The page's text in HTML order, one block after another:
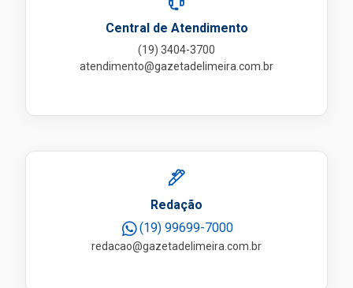
Central de Atendimento
(19) 3404-3700
atendimento@gazetadelimeira.com.br
Redação
(19) 99699-7000
redacao@gazetadelimeira.com.br